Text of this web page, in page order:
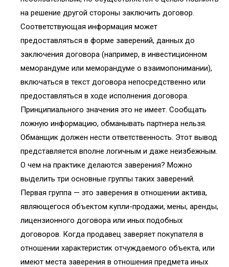
на решение другой стороны заключить договор.
Соответствующая информация может
предоставляться в форме заверений, данных до
заключения договора (например, в инвестиционном
меморандуме или меморандуме о взаимопонимании),
включаться в текст договора непосредственно или
предоставляться в ходе исполнения договора.
Принципиального значения это не имеет. Сообщать
ложную информацию, обманывать партнера нельзя.
Обманщик должен нести ответственность. Этот вывод
представляется вполне логичным и даже неизбежным.
О чем на практике делаются заверения? Можно
выделить три основные группы таких заверений.
Первая группа — это заверения в отношении актива,
являющегося объектом купли-продажи, мены, аренды,
лицензионного договора или иных подобных
договоров. Когда продавец заверяет покупателя в
отношении характеристик отчуждаемого объекта, или
имеют места заверения в отношения предмета иных